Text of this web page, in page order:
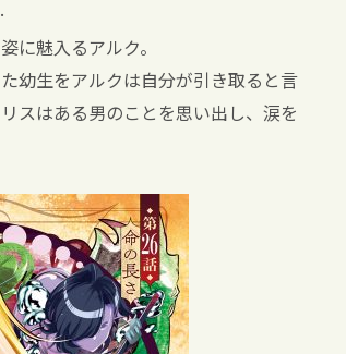
に魅入るアルク。
幼生をアルクは自分が引き取ると言
スはある男のことを思い出し、涙を